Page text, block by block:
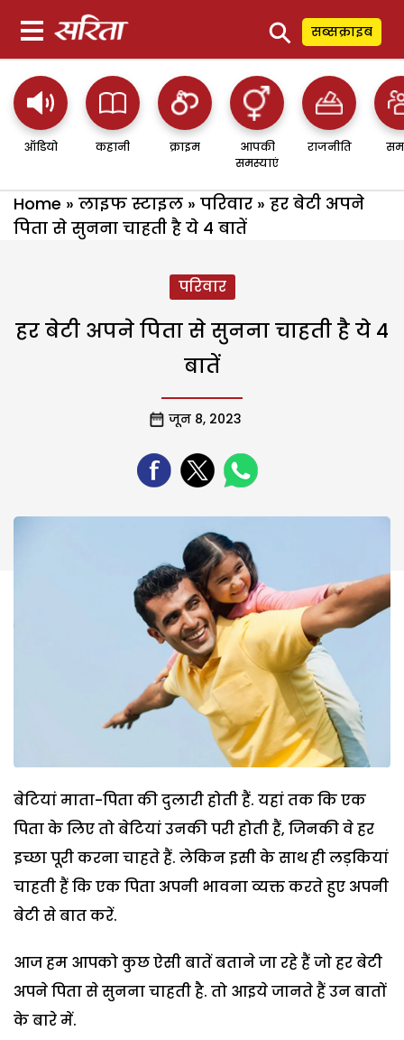
⚲ सब्सक्राइब
ऑडियो कहानी क्राइम
आपकी
समस्याएं
राजनीति
Home » लाइफ स्टाइल » परिवार » हर बेटी अपने
पिता से सुनना चाहती है ये 4 बातें
परिवार
हर बेटी अपने पिता से सुनना चाहती है ये 4
बातें
जून 8, 2023
बेटियां माता-पिता की दुलारी होती हैं. यहां तक कि एक
पिता के लिए तो बेटियां उनकी परी होती हैं, जिनकी वे हर
इच्छा पूरी करना चाहते हैं. लेकिन इसी के साथ ही लड़कियां
चाहती हैं कि एक पिता अपनी भावना व्यक्त करते हुए अपनी
बेटी से बात करें.
आज हम आपको कुछ ऐसी बातें बताने जा रहे हैं जो हर बेटी
अपने पिता से सुनना चाहती है. तो आइये जानते हैं उन बातों
के बारे में.